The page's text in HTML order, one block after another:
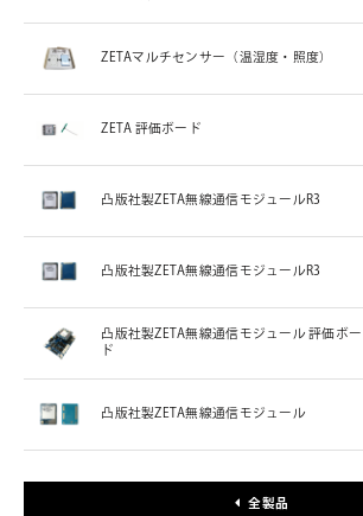
ZETAマルチセンサー（温湿度・照度）
ZETA 評価ボード
凸版社製ZETA無線通信モジュールR3
凸版社製ZETA無線通信モジュールR3
凸版社製ZETA無線通信モジュール 評価ボー
ド
凸版社製ZETA無線通信モジュール
全製品